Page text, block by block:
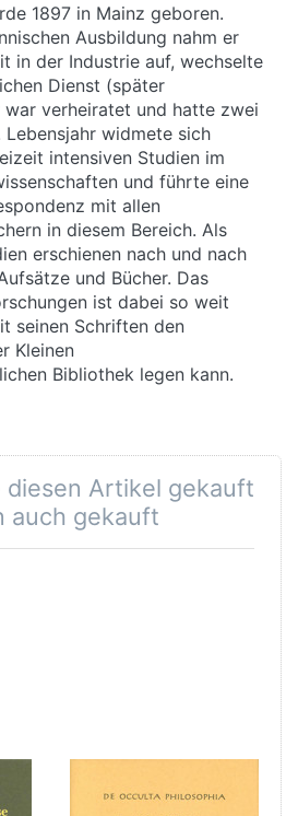
1897 in Mainz geboren.
Ausbildung nahm er
in der Industrie auf, wechselte
Dienst (später
verheiratet und hatte zwei
widmete sich
intensiven Studien im
und führte eine
mit allen
in diesem Bereich. Als
erschienen nach und nach
und Bücher. Das
ist dabei so weit
seinen Schriften den
Kleinen
Bibliothek legen kann.
diesen Artikel gekauft
auch gekauft
De Occulta